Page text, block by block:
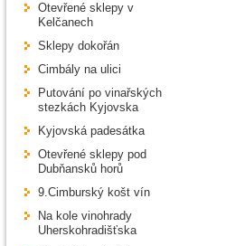
Otevřené sklepy v
Kelčanech
Sklepy dokořán
Cimbály na ulici
Putování po vinařských
stezkách Kyjovska
Kyjovská padesátka
Otevřené sklepy pod
Dubňansků horů
9.Cimburský košt vín
Na kole vinohrady
Uherskohradišťska